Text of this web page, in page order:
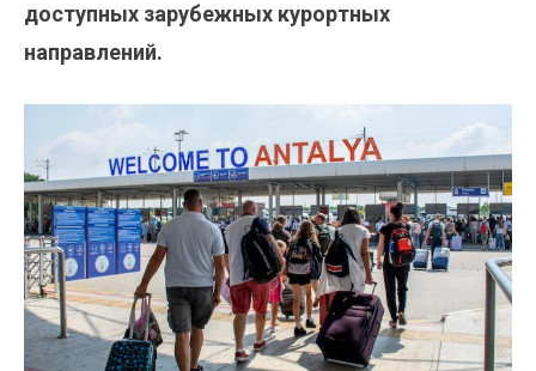
доступных зарубежных курортных
направлений.